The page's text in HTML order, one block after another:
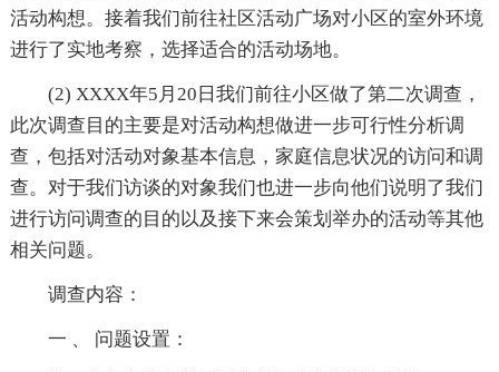
活动构想。接着我们前往社区活动广场对小区的室外环境
进行了实地考察，选择适合的活动场地。
(2) XXXX年5月20日我们前往小区做了第二次调查，
此次调查目的主要是对活动构想做进一步可行性分析调
查，包括对活动对象基本信息，家庭信息状况的访问和调
查。对于我们访谈的对象我们也进一步向他们说明了我们
进行访问调查的目的以及接下来会策划举办的活动等其他
相关问题。
调查内容：
一 、 问题设置：